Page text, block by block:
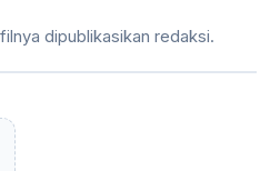
dipublikasikan redaksi.